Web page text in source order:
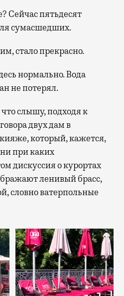
Сейчас пятьдесят
сумасшедших.
стало прекрасно.
нормально. Вода
не потерял.
слышу, подходя к
двух дам в
который, кажется,
при каких
дискуссия о курортах
ленивый брасс,
словно ватерпольные